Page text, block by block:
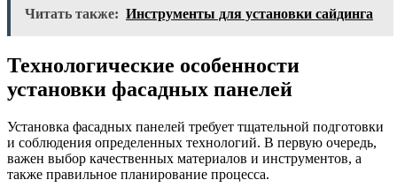
Читать также: Инструменты для установки сайдинга
Технологические особенности
установки фасадных панелей
Установка фасадных панелей требует тщательной подготовки
и соблюдения определенных технологий. В первую очередь,
важен выбор качественных материалов и инструментов, а
также правильное планирование процесса.